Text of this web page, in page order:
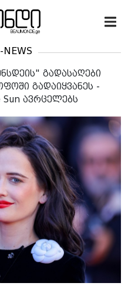
გადასაღები
გადაიყვანეს -
Sun ავრცელებს